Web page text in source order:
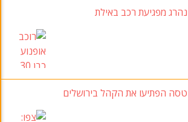
טסה הפתיעו את הקהל בירושלים